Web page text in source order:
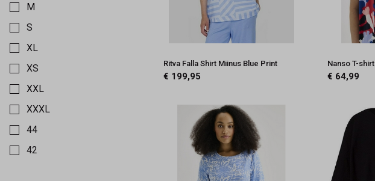
M
S
XL
XS
XXL
XXXL
44
42
Ritva Falla Shirt Miinus Blue Print
€ 199,95
Nanso T-shirt
€ 64,99